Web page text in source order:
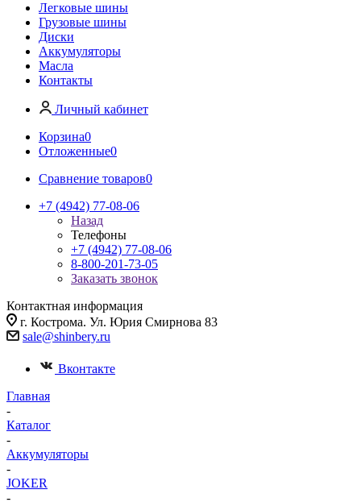
Легковые шины
Грузовые шины
Диски
Аккумуляторы
Масла
Контакты
Личный кабинет
Корзина0
Отложенные0
Сравнение товаров0
+7 (4942) 77-08-06
Назад
Телефоны
+7 (4942) 77-08-06
8-800-201-73-05
Заказать звонок
Контактная информация
г. Кострома. Ул. Юрия Смирнова 83
sale@shinbery.ru
Вконтакте
Главная
-
Каталог
-
Аккумуляторы
-
JOKER
-